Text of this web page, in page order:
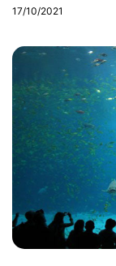
17/10/2021